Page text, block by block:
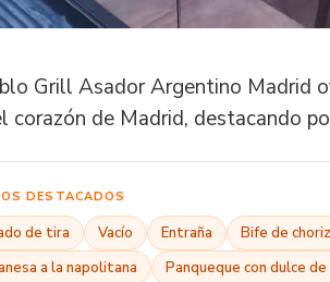
Grill Asador Argentino Madrid
corazón de Madrid, destacando
DESTACADOS
de tira Vacío Entraña Bife de
a la napolitana
Panqueque con dulce de